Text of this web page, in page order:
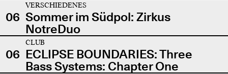
06
VERSCHIEDENES
Sommer im Südpol: Zirkus
NotreDuo
06
CLUB
ECLIPSE BOUNDARIES: Three
Bass Systems: Chapter One